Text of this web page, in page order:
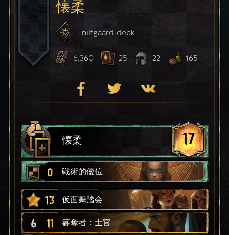
懐柔
nilfgaard deck
6,360 25 22 165
懐柔 17
0 戦術的優位
13 仮面舞踏会
6 11 簒奪者：士官